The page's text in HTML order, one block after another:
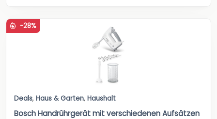
-28%
Deals, Haus & Garten, Haushalt
Bosch Handrührgerät mit verschiedenen Aufsätzen